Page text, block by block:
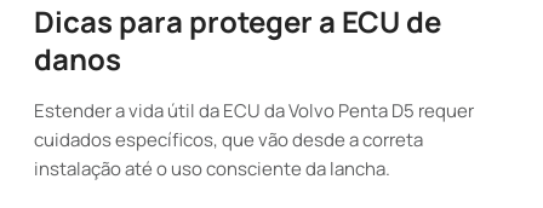
Dicas para proteger a ECU de
danos
Estender a vida útil da ECU da Volvo Penta D5 requer
cuidados específicos, que vão desde a correta
instalação até o uso consciente da lancha.